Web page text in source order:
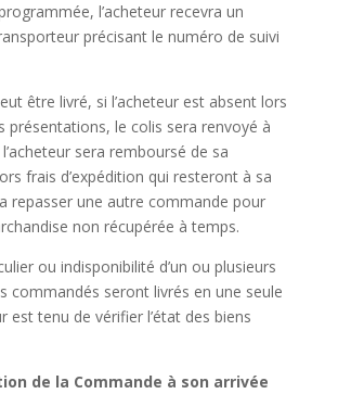
l’acheteur recevra un
précisant le numéro de suivi
être livré, si l’acheteur est absent lors
présentations, le colis sera renvoyé à
sera remboursé de sa
frais d’expédition qui resteront à sa
repasser une autre commande pour
non récupérée à temps.
ou indisponibilité d’un ou plusieurs
commandés seront livrés en une seule
est tenu de vérifier l’état des biens
de la Commande à son arrivée